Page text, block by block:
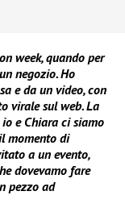
week, quando per
negozio. Ho
e da un video, con
virale sul web. La
e Chiara ci siamo
momento di
a un evento,
dovevamo fare
pezzo ad